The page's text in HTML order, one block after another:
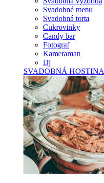
Svadobné menu
Svadobná torta
Cukrovinky
Candy bar
Fotograf
Kameraman
Dj
SVADOBNÁ HOSTINA